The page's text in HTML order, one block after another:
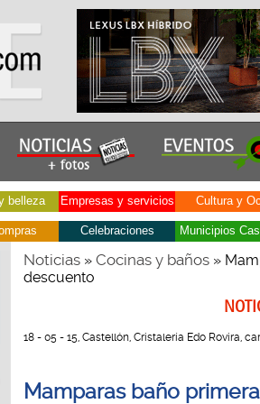
belleza Empresas y servicios Cultura y
Celebraciones Municipios
Noticias» Cocinas y baños»
descuento
18 - 05 - 15, Castellón, Cristalería Edo Rovira,
Mamparas baño